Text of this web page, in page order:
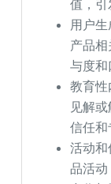
值，引
用户
产品
与度和
教育
见解
信任和
活动
品活动